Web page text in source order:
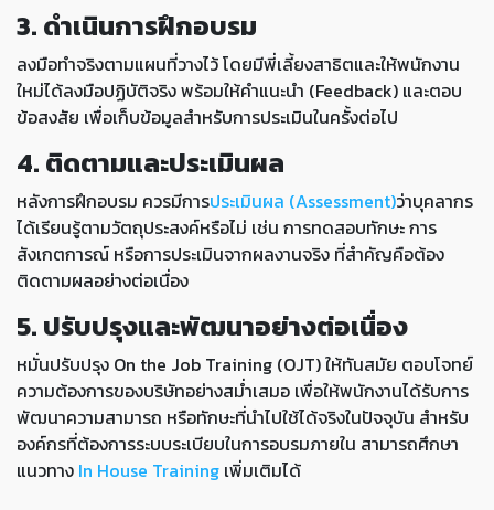
3. ดำเนินการฝึกอบรม
ลงมือทำจริงตามแผนที่วางไว้ โดยมีพี่เลี้ยงสาธิตและให้พนักงาน
ใหม่ได้ลงมือปฏิบัติจริง พร้อมให้คำแนะนำ (Feedback) และตอบ
ข้อสงสัย เพื่อเก็บข้อมูลสำหรับการประเมินในครั้งต่อไป
4. ติดตามและประเมินผล
หลังการฝึกอบรม ควรมีการประเมินผล (Assessment)ว่าบุคลากร
ได้เรียนรู้ตามวัตถุประสงค์หรือไม่ เช่น การทดสอบทักษะ การ
สังเกตการณ์ หรือการประเมินจากผลงานจริง ที่สำคัญคือต้อง
ติดตามผลอย่างต่อเนื่อง
5. ปรับปรุงและพัฒนาอย่างต่อเนื่อง
หมั่นปรับปรุง On the Job Training (OJT) ให้ทันสมัย ตอบโจทย์
ความต้องการของบริษัทอย่างสม่ำเสมอ เพื่อให้พนักงานได้รับการ
พัฒนาความสามารถ หรือทักษะที่นำไปใช้ได้จริงในปัจจุบัน สำหรับ
องค์กรที่ต้องการระบบระเบียบในการอบรมภายใน สามารถศึกษา
แนวทาง In House Training เพิ่มเติมได้